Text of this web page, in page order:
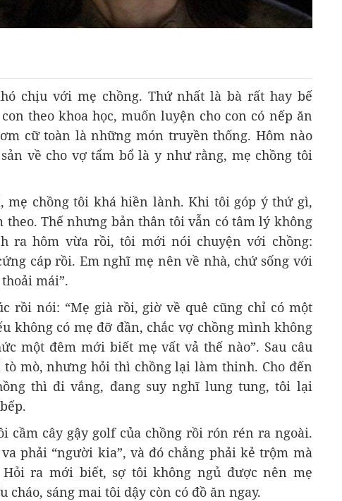
chịu với mẹ chồng. Thứ nhất là bà rất hay bế
theo khoa học, muốn luyện cho con có nếp ăn
cữ toàn là những món truyền thống. Hôm nào
về cho vợ tẩm bổ là y như rằng, mẹ chồng tôi
mẹ chồng tôi khá hiền lành. Khi tôi góp ý thứ gì,
theo. Thế nhưng bản thân tôi vẫn có tâm lý không
ra hôm vừa rồi, tôi mới nói chuyện với chồng:
cáp rồi. Em nghĩ mẹ nên về nhà, chứ sống với
mái”.
rồi nói: “Mẹ già rồi, giờ về quê cũng chỉ có một
không có mẹ đỡ đần, chắc vợ chồng mình không
một đêm mới biết mẹ vất vả thế nào”. Sau câu
mò, nhưng hỏi thì chồng lại làm thinh. Cho đến
thì đi vắng, đang suy nghĩ lung tung, tôi lại
cầm cây gậy golf của chồng rồi rón rén ra ngoài.
phải “người kia”, và đó chẳng phải kẻ trộm mà
ra mới biết, sợ tôi không ngủ được nên mẹ
cháo, sáng mai tôi dậy còn có đồ ăn ngay.